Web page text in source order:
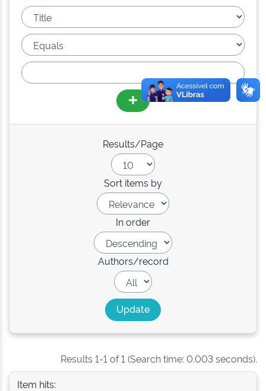
Results/Page
Sort items by
In order
Authors/record
Results 1-1 of 1 (Search time: 0.003 seconds).
Item hits: